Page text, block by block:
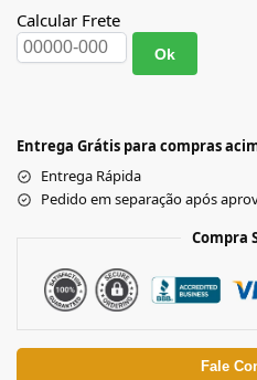
Calcular Frete
Ok
Entrega Grátis para compras
Entrega Rápida
Pedido em separação após
Compra
Fale